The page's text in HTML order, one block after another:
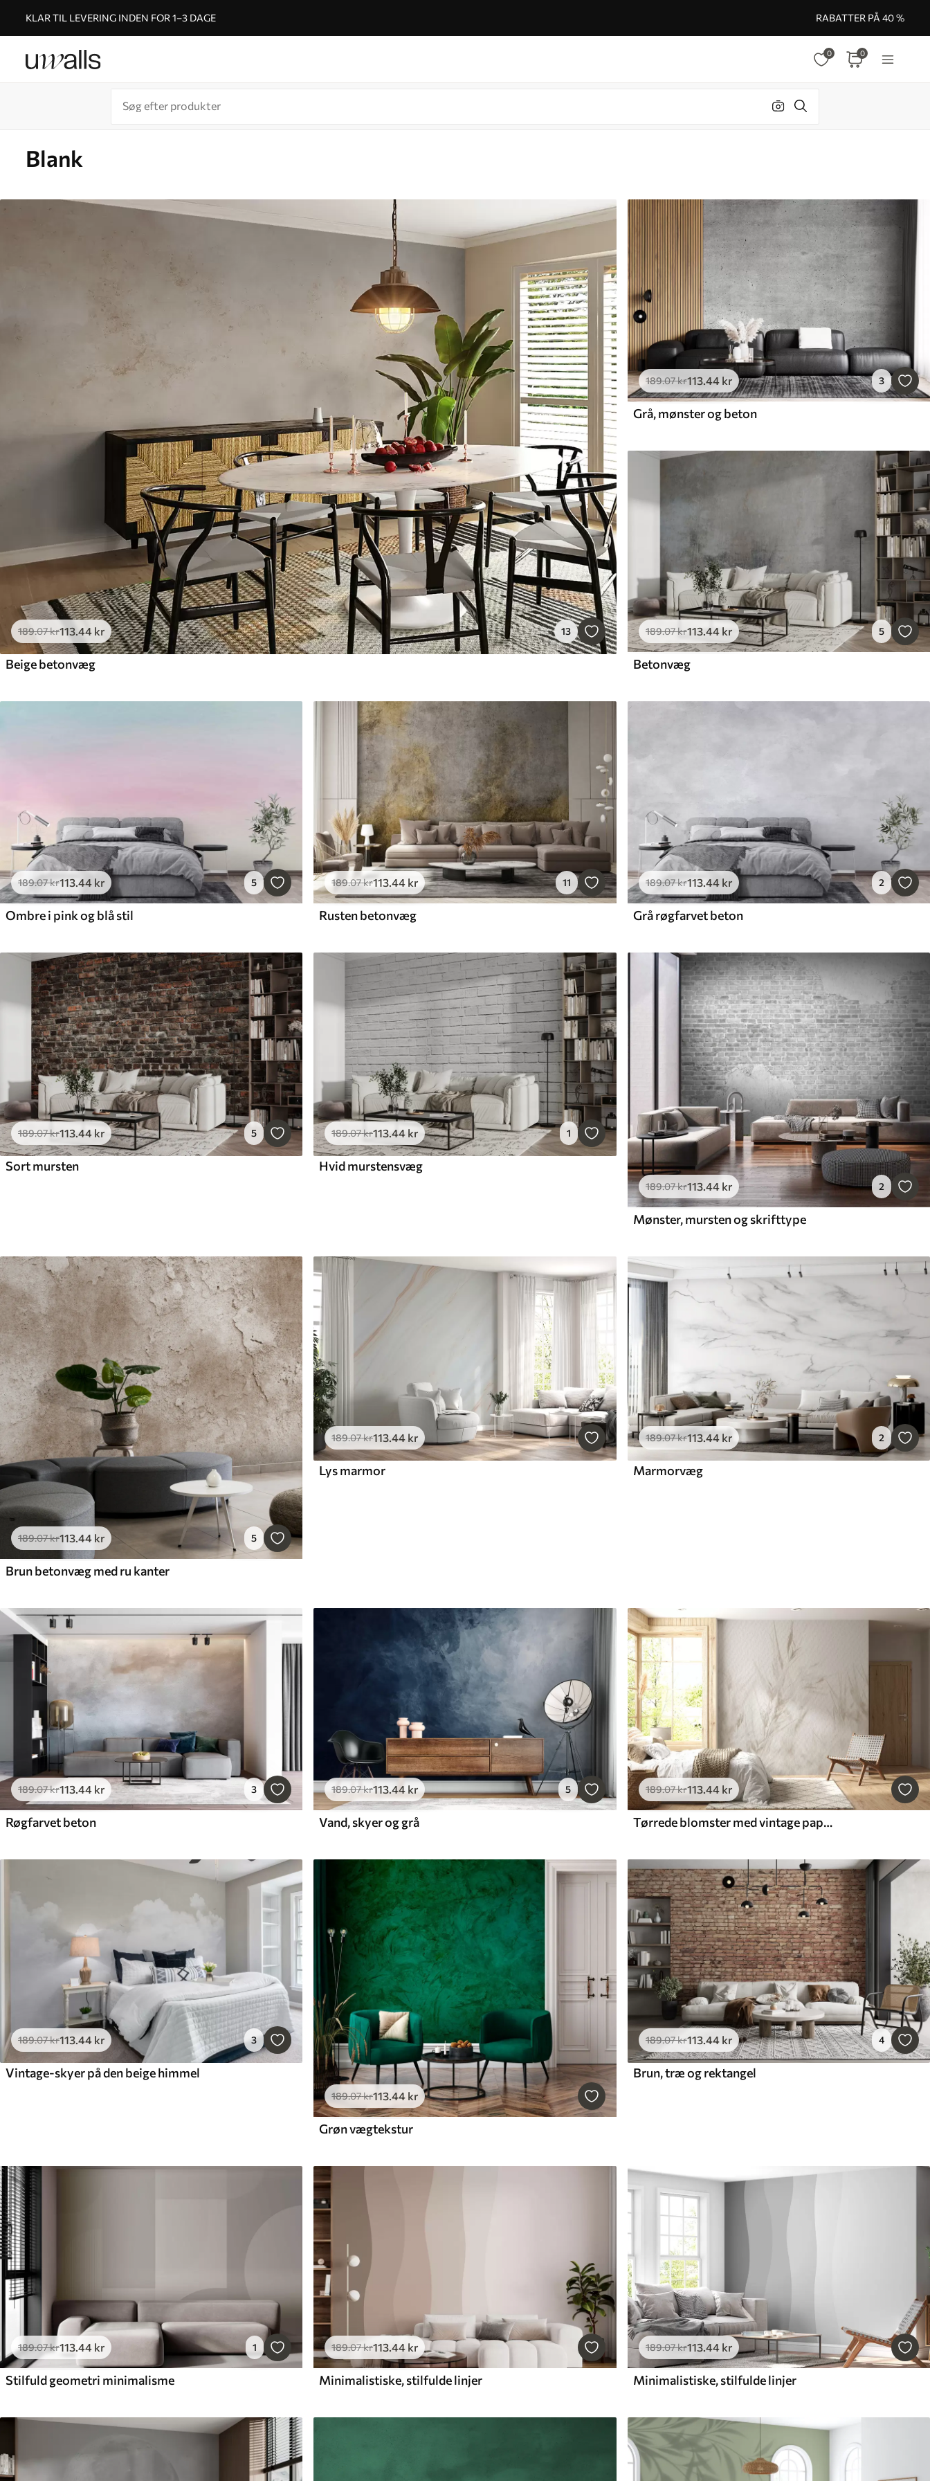
KLAR TIL LEVERING INDEN FOR 1–3 DAGE RABATTER PÅ 40 %
0 0
Blank
189.07kr113.44 kr 13
Beige betonvæg
189.07kr113.44 kr 3
Grå, mønster og beton
189.07kr113.44 kr 5
Betonvæg
189.07kr113 .44 kr 5
Ombre i pink og blå stil
189.07kr113 .44 kr 11
Rusten betonvæg
189.07kr113.44 kr 2
Grå røgfarvet beton
189.07kr113.44 kr 5
Sort mursten
189.07kr113.44 kr 1
Hvid murstensvæg
189.07kr113.44 kr 2
Mønster, mursten og skrifttype
189.07kr113.44 kr 5
Brun betonvæg med ru kanter
189.07kr113 .44 kr
Lys marmor
189.07kr113.44 kr 2
Marmorvæg
189.07kr113.44 kr 3
Røgfarvet beton
189.07kr113.44 kr 5
Vand, skyer og grå
189.07kr113.44 kr
Tørrede blomster med vintage papirstruktur
189.07kr113.44 kr 3
Vintage-skyer på den beige himmel
189.07kr113.44 kr
Grøn vægtekstur
189.07kr113.44 kr 4
Brun, træ og rektangel
189.07kr113 .44 kr 1
Stilfuld geometri minimalisme
189.07kr113.44 kr
Minimalistiske, stilfulde linjer
189.07kr113.44 kr
Minimalistiske, stilfulde linjer